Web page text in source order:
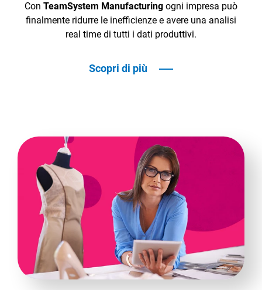
Con TeamSystem Manufacturing ogni impresa può
finalmente ridurre le inefficienze e avere una analisi
real time di tutti i dati produttivi.
Scopri di più